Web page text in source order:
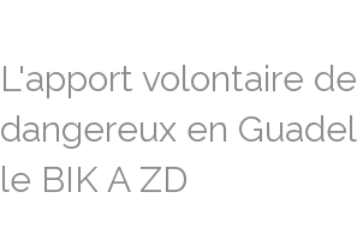
L'apport volontaire
dangereux en
le BIK A ZD